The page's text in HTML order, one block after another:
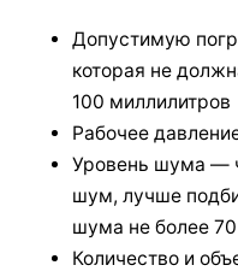
Допустимую
которая не
100 миллилитров
Рабочее
Уровень шума —
шум, лучше
шума не более
Количество и